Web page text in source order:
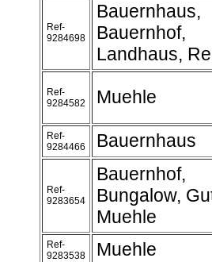
Ref-
9284698
Bauernhaus,
Bauernhof,
Landhaus,
Ref-
9284582
Muehle
Ref-
9284466
Bauernhaus
Ref-
9283654
Bauernhof,
Bungalow,
Muehle
Ref-
9283538
Muehle